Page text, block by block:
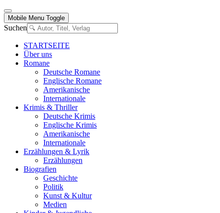
Mobile Menu Toggle
Suchen
STARTSEITE
Über uns
Romane
Deutsche Romane
Englische Romane
Amerikanische
Internationale
Krimis & Thriller
Deutsche Krimis
Englische Krimis
Amerikanische
Internationale
Erzählungen & Lyrik
Erzählungen
Biografien
Geschichte
Politik
Kunst & Kultur
Medien